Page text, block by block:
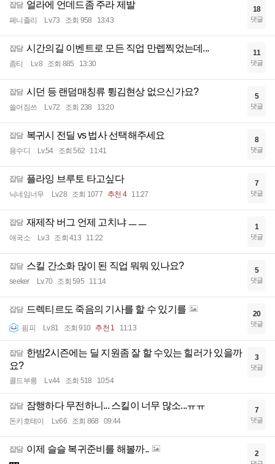
잡담 얼라에 언데드좀 주라 제발
페니졸리 Lv.73 조회 958 13:43
18
댓글
잡담 시간의길 이벤트로 모든 직업 만렙찍었는데...
좀티 Lv.8 조회 885 13:30
11
댓글
잡담 시던 등 랜덤매칭류 튕김현상 없으신가요?
쓸어짐쓰 Lv.72 조회 238 13:20
5
댓글
잡담 복귀시 전딜 vs 법사 선택해주세요
용수디 Lv.54 조회 562 11:41
8
댓글
잡담 플라잉 브루토 타고싶다
닉네임너무 Lv.28 조회 1077 추천 4 11:27
7
댓글
잡담 재제작 버그 언제 고치냐 ㅡㅡ
애국소 Lv.3 조회 413 11:22
1
댓글
잡담 스킬 간소화 많이 된 직업 뭐뭐 있나요?
seeker Lv.70 조회 595 11:14
5
댓글
잡담 드렉티르도 죽음의 기사를 할 수 있기를
핌피 Lv.81 조회 910 추천 1 11:13
20
댓글
잡담 한밤2시즌에는 딜 지원좀 잘 할 수있는 힐러가 있을까
요?
콜드부릉 Lv.44 조회 518 10:54
3
댓글
잡담 잠행하다 무전하니... 스킬이 너무 많소...ㅠㅠ
돈키호테이 Lv.66 조회 868 09:44
7
댓글
잡담 이제 슬슬 복귀준비를 해볼까.. 2